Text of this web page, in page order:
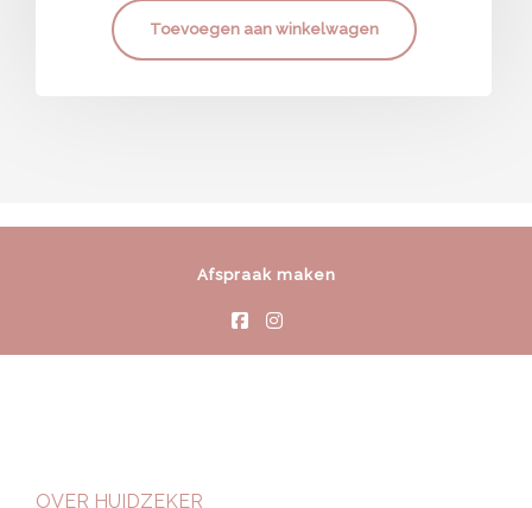
Toevoegen aan winkelwagen
Afspraak maken
OVER HUIDZEKER